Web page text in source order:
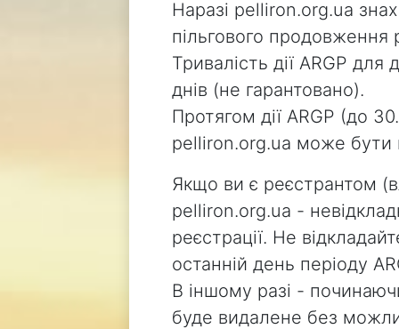
Наразі pelliron.org.ua
пільгового продовження
Тривалість дії ARGP
днів (не гарантовано).
Протягом дії ARGP (до
pelliron.org.ua може бути
Якщо ви є реєстрантом
pelliron.org.ua -
реєстрації. Не
останній день періоду
В іншому разі -
буде видалене без